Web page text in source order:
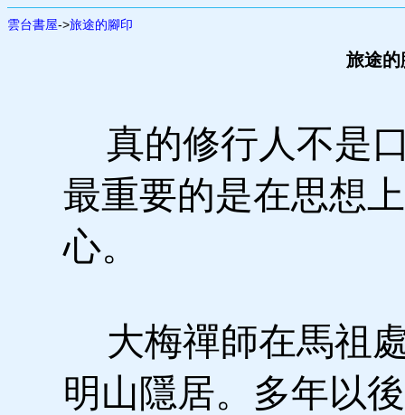
雲台書屋->旅途的腳印
旅途
真的修行人不是
最重要的是在思想
心。
大梅禪師在馬祖
明山隱居。多年以